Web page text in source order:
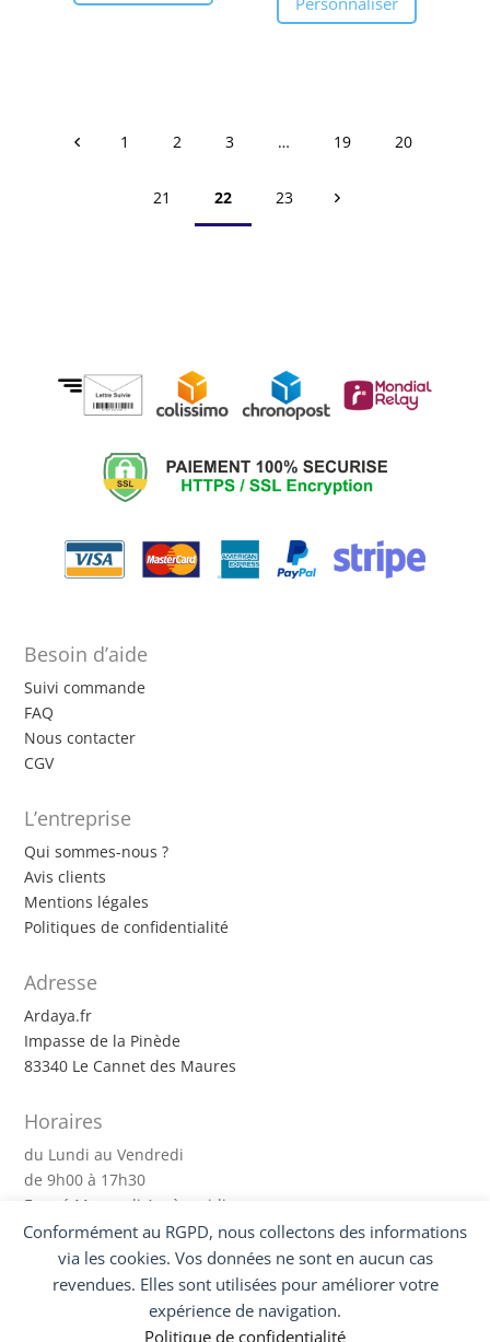
Conformément au RGPD, nous collectons des informations
via les cookies. Vos données ne sont en aucun cas
revendues. Elles sont utilisées pour améliorer votre
expérience de navigation.
Politique de confidentialité
prix :
1 2 3 … 19 20
21 22 23
Besoin d’aide
Suivi commande
FAQ
Nous contacter
CGV
L’entreprise
Qui sommes-nous ?
Avis clients
Mentions légales
Politiques de confidentialité
Adresse
Ardaya.fr
Impasse de la Pinède
83340 Le Cannet des Maures
Horaires
du Lundi au Vendredi
de 9h00 à 17h30
Fermé Mercredi Après-midi
Suivez-nous !